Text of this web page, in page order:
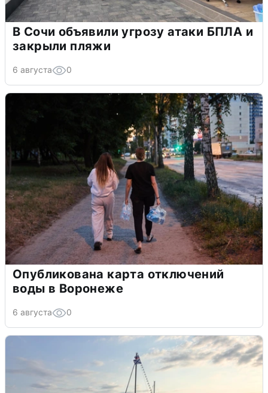
В Сочи объявили угрозу атаки БПЛА и
закрыли пляжи
6 августа 0
Опубликована карта отключений
воды в Воронеже
6 августа 0